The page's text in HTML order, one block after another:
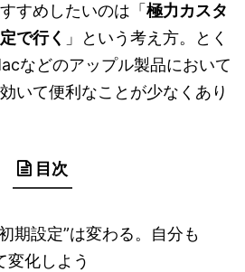
すめしたいのは「 極力カスタ
で行く 」という考え方。とく
などのアップル製品において
いて便利なことが少なくあり
目次
期設定”は変わる。自分も
変化しよう